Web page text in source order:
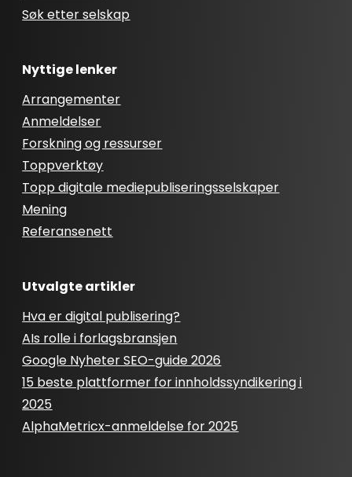
Søk etter selskap
Nyttige lenker
Arrangementer
Anmeldelser
Forskning og ressurser
Toppverktøy
Topp digitale mediepubliseringsselskaper
Mening
Referansenett
Utvalgte artikler
Hva er digital publisering?
AIs rolle i forlagsbransjen
Google Nyheter SEO-guide 2026
15 beste plattformer for innholdssyndikering i
2025
AlphaMetricx-anmeldelse for 2025